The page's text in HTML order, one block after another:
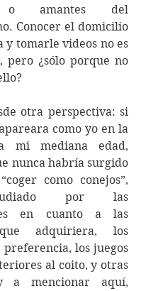
o amantes del
Conocer el domicilio
y tomarle videos no es
pero ¿sólo porque no
otra perspectiva: si
como yo en la
mi mediana edad,
nunca habría surgido
como conejos”,
por las
en cuanto a las
adquiriera, los
preferencia, los juegos
al coito, y otras
a mencionar aquí,